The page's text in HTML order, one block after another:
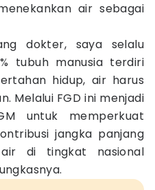
air sebagai
dokter, saya selalu
tubuh manusia terdiri
hidup, air harus
Melalui FGD ini menjadi
untuk memperkuat
jangka panjang
di tingkat nasional